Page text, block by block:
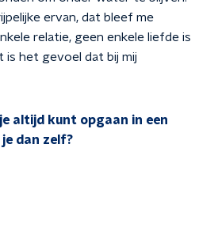
ervan, dat bleef me
relatie, geen enkele liefde is
is het gevoel dat bij mij
altijd kunt opgaan in een
dan zelf?